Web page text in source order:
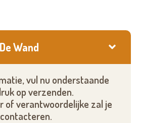
Wand
vul nu onderstaande
op verzenden.
of verantwoordelijke zal je